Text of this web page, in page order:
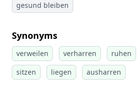
gesund bleiben
Synonyms
verweilen verharren ruhen
sitzen
liegen ausharren